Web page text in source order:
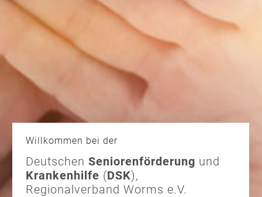
Willkommen bei der
DeutschenSeniorenförderung und
Krankenhilfe (DSK),
Regionalverband Worms e.V.